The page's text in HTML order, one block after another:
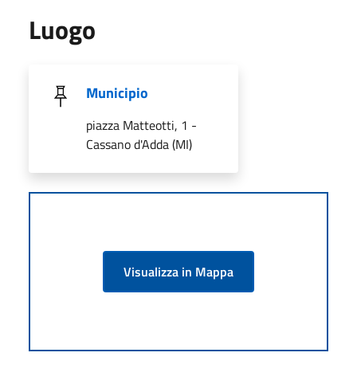
Luogo
Municipio
piazza Matteotti, 1 -
Cassano d'Adda (MI)
Visualizza in Mappa